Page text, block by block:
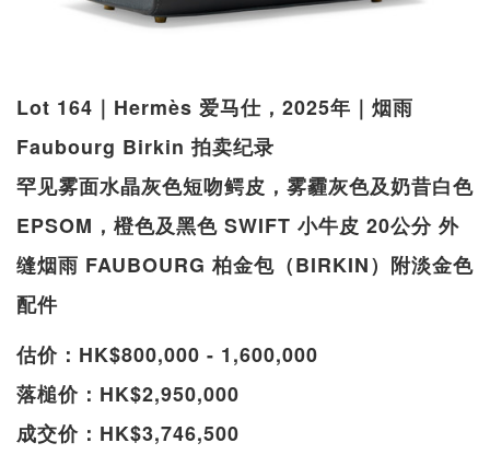
Lot 164｜Hermès 爱马仕，2025年｜烟雨
Faubourg Birkin 拍卖纪录
罕见雾面水晶灰色短吻鳄皮，雾霾灰色及奶昔白色
EPSOM，橙色及黑色 SWIFT 小牛皮 20公分 外
缝烟雨 FAUBOURG 柏金包（BIRKIN）附淡金色
配件
估价：HK$800,000 - 1,600,000
落槌价：HK$2,950,000
成交价：HK$3,746,500